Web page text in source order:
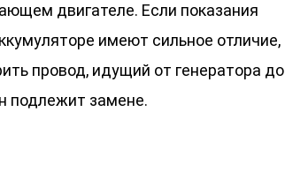
двигателе. Если показания
имеют сильное отличие,
провод, идущий от генератора до
подлежит замене.